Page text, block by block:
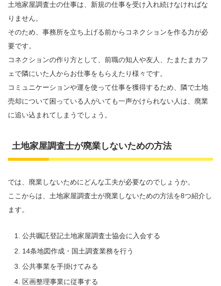
土地家屋調査士の仕事は、新規の仕事を受け入れ続けなければな
りません。
そのため、事務所を立ち上げる前からコネクションを作る力が必
要です。
コネクションの作り方として、前職の知人や友人、たまたまカフ
ェで隣にいた人からお仕事をもらえたり様々です。
コミュニケーションや運を使って仕事を獲得するため、隣で土地
売却について困っている人がいても一声かけられない人は、廃業
に追い込まれてしまうでしょう。
土地家屋調査士が廃業しないための方法
では、廃業しないためにどんな工夫が必要なのでしょうか。
ここからは、土地家屋調査士が廃業しないための方法を8つ紹介し
ます。
公共嘱託登記土地家屋調査士協会に入会する
14条地図作成・国土調査業務を行う
公共事業を手掛けてみる
区画整理事業に従事する